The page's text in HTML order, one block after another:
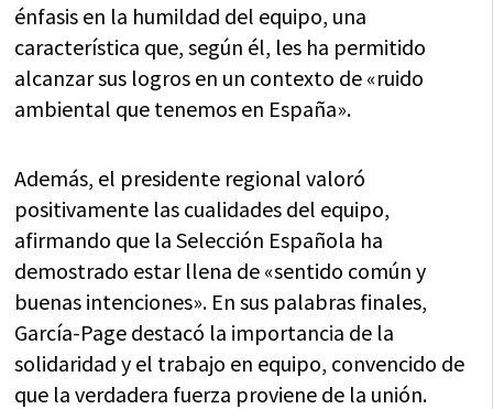
énfasis en la humildad del equipo, una
característica que, según él, les ha permitido
alcanzar sus logros en un contexto de «ruido
ambiental que tenemos en España».
Además, el presidente regional valoró
positivamente las cualidades del equipo,
afirmando que la Selección Española ha
demostrado estar llena de «sentido común y
buenas intenciones». En sus palabras finales,
García-Page destacó la importancia de la
solidaridad y el trabajo en equipo, convencido de
que la verdadera fuerza proviene de la unión.